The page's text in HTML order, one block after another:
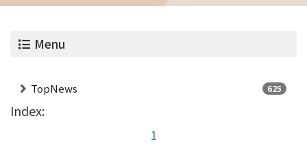
Menu
TopNews 625
Index:
1